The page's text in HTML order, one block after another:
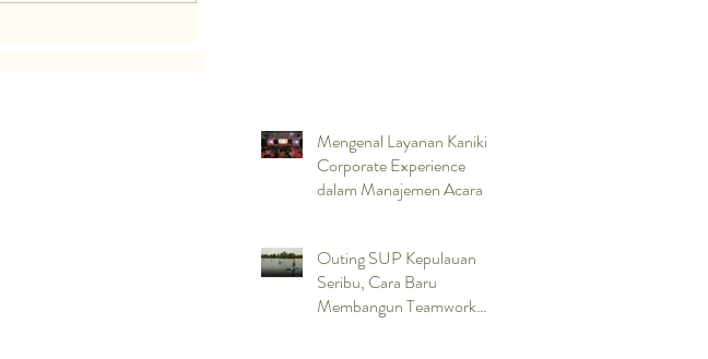
Mengenal Layanan Kaniki
Corporate Experience
dalam Manajemen Acara
Outing SUP Kepulauan
Seribu, Cara Baru
Membangun Teamwork